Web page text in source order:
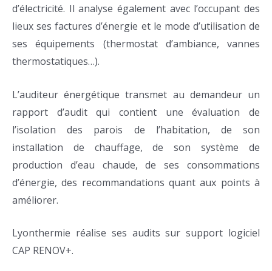
d’électricité. Il analyse également avec l’occupant des
lieux ses factures d’énergie et le mode d’utilisation de
ses équipements (thermostat d’ambiance, vannes
thermostatiques…).
L’auditeur énergétique transmet au demandeur un
rapport d’audit qui contient une évaluation de
l’isolation des parois de l’habitation, de son
installation de chauffage, de son système de
production d’eau chaude, de ses consommations
d’énergie, des recommandations quant aux points à
améliorer.
Lyonthermie réalise ses audits sur support logiciel
CAP RENOV+.